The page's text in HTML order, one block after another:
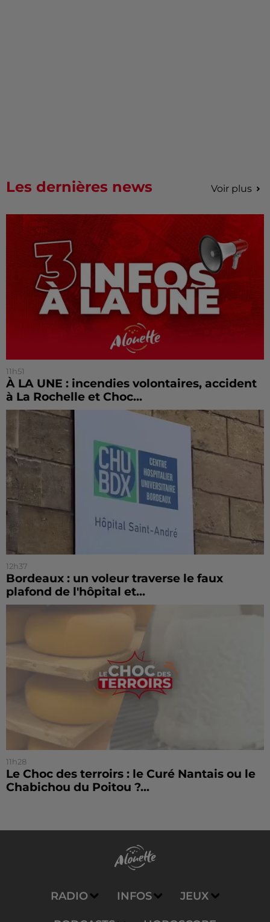
Les dernières news Voir plus
11h51
À LA UNE : incendies volontaires, accident
à La Rochelle et Choc...
12h37
Bordeaux : un voleur traverse le faux
plafond de l'hôpital et...
11h28
Le Choc des terroirs : le Curé Nantais ou le
Chabichou du Poitou ?...
RADIO INFOS JEUX